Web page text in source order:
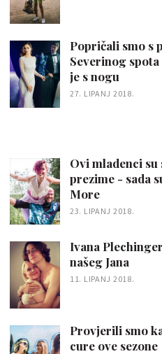
Popričali smo s
Severinog
je s nogu
27. LIPANJ 2018.
Ovi mladenci
prezime - sada
More
23. LIPANJ 2018.
Ivana
našeg Jana
11. LIPANJ 2018.
Provjerili smo
cure ove sezone